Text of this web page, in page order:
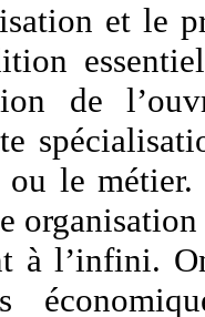
et le
de
ou le
à l’infini.